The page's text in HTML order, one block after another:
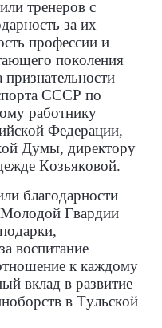
тренеров с
за их
профессии и
поколения
СССР по
работнику
Федерации,
Думы, директору
Козьяковой.
благодарности
Гвардии
воспитание
к каждому
вклад в развитие
в Тульской